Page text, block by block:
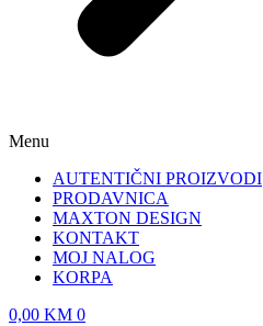
Menu
AUTENTIČNI PROIZVODI
PRODAVNICA
MAXTON DESIGN
KONTAKT
MOJ NALOG
KORPA
0,00 KM 0